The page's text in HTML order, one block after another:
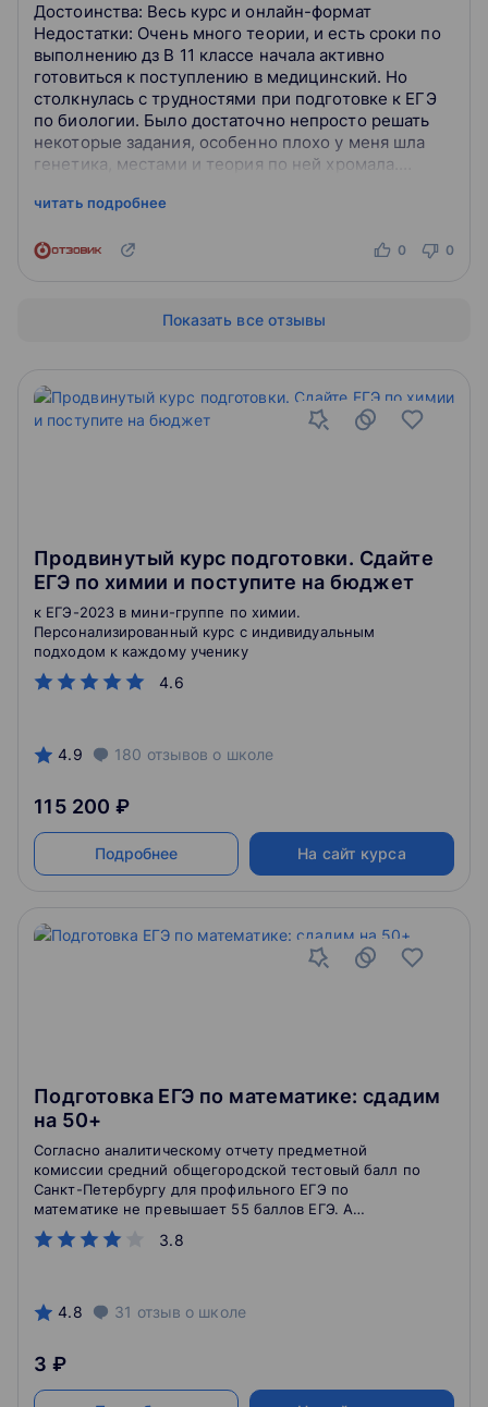
Достоинства: Весь курс и онлайн-формат
Недостатки: Очень много теории, и есть сроки по
выполнению дз В 11 классе начала активно
готовиться к поступлению в медицинский. Но
столкнулась с трудностями при подготовке к ЕГЭ
по биологии. Было достаточно непросто решать
некоторые задания, особенно плохо у меня шла
генетика, местами и теория по ней хромала.
читать подробнее
0 0
Показать все отзывы
Продвинутый курс подготовки. Сдайте
ЕГЭ по химии и поступите на бюджет
4.6
к ЕГЭ-2023 в мини-группе по химии.
Персонализированный курс с индивидуальным
подходом к каждому ученику
4.9 180 отзывов о школе
115 200 ₽
Подробнее На сайт курса
Подготовка ЕГЭ по математике: сдадим
на 50+
3.8
Согласно аналитическому отчету предметной
комиссии средний общегородской тестовый балл по
Санкт-Петербургу для профильного ЕГЭ по
математике не превышает 55 баллов ЕГЭ. А
количество абитуриентов, набравших высокие и
высшие баллы составляет менее 2% от всех
4.8 31 отзыв о школе
3 ₽